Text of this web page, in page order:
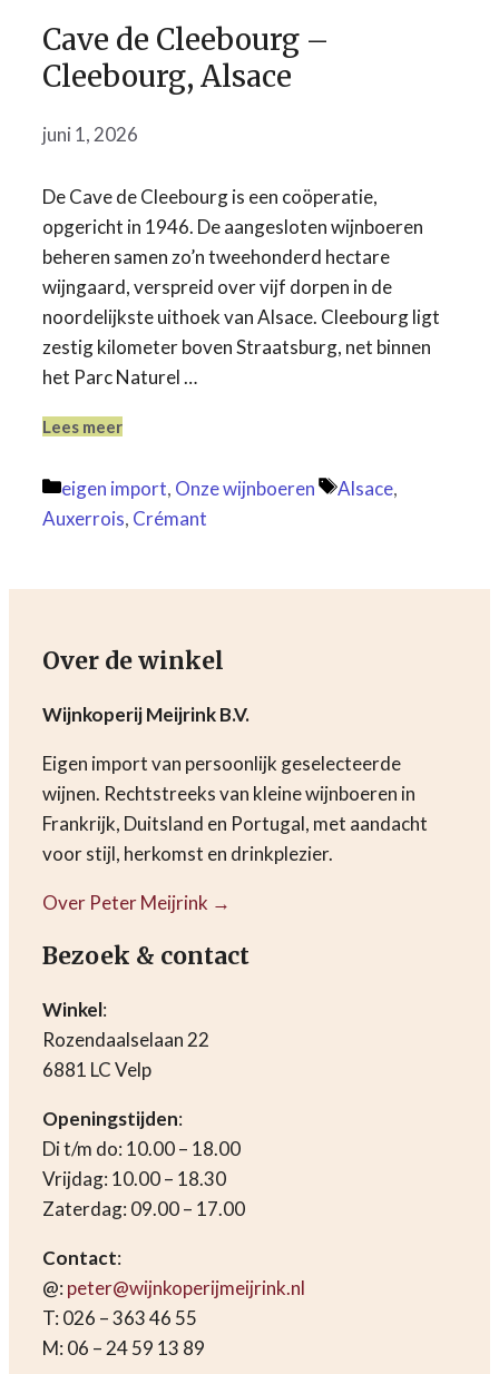
Cave de Cleebourg –
Cleebourg, Alsace
juni 1, 2026
De Cave de Cleebourg is een coöperatie,
opgericht in 1946. De aangesloten wijnboeren
beheren samen zo’n tweehonderd hectare
wijngaard, verspreid over vijf dorpen in de
noordelijkste uithoek van Alsace. Cleebourg ligt
zestig kilometer boven Straatsburg, net binnen
het Parc Naturel …
Lees meer
Categorieën
eigen import, Onze wijnboeren Tags
Alsace,
Auxerrois, Crémant
Over de winkel
Wijnkoperij Meijrink B.V.
Eigen import van persoonlijk geselecteerde
wijnen. Rechtstreeks van kleine wijnboeren in
Frankrijk, Duitsland en Portugal, met aandacht
voor stijl, herkomst en drinkplezier.
Over Peter Meijrink →
Bezoek & contact
Winkel:
Rozendaalselaan 22
6881 LC Velp
Openingstijden:
Di t/m do: 10.00 – 18.00
Vrijdag: 10.00 – 18.30
Zaterdag: 09.00 – 17.00
Contact:
@: peter@wijnkoperijmeijrink.nl
T: 026 – 363 46 55
M: 06 – 24 59 13 89